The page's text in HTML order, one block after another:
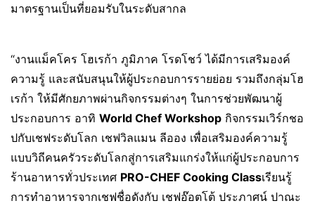
มาตรฐานเป็นที่ยอมรับในระดับสากล
“งานแม็คโคร โฮเรก้า ภูมิภาค โรดโชว์ ได้มีการเสริมองค์
ความรู้ และสนับสนุนให้ผู้ประกอบการรายย่อย รวมถึงกลุ่มโฮ
เรก้า ให้มีศักยภาพผ่านกิจกรรมต่างๆ ในการช่วยพัฒนาผู้
ประกอบการ อาทิ World Chef Workshop กิจกรรมเวิร์กชอ
ปกับเชฟระดับโลก เชฟวิลแมน ลีออง เพื่อเสริมองค์ความรู้
แบบวิถีคนครัวระดับโลกสู่การเสริมแกร่งให้แก่ผู้ประกอบการ
ร้านอาหารทั่วประเทศ PRO-CHEF Cooking Classเรียนรู้
การทำอาหารจากเชฟชื่อดังกับ เชฟอ๊อตโต้ ประภาศน์ ปาณะ